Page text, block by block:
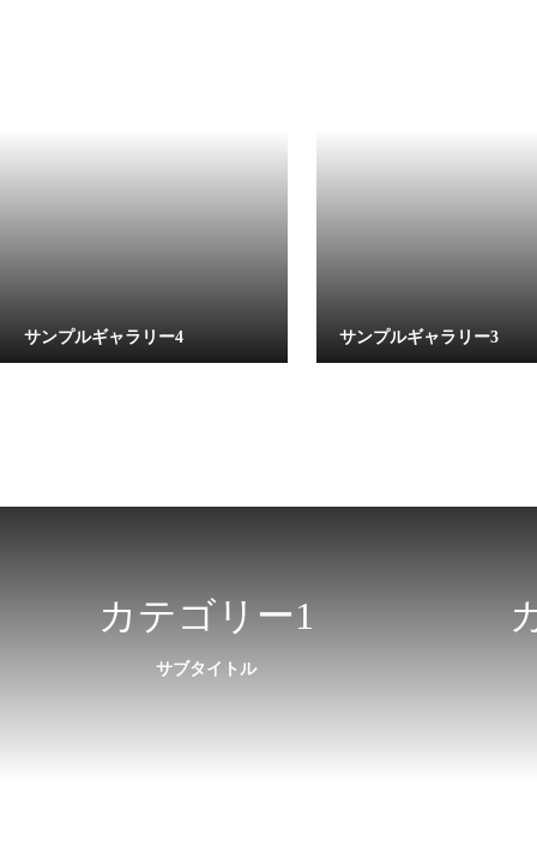
サンプルギャラリー4 サンプルギャラリー3
カテゴリー1
サブタイトル